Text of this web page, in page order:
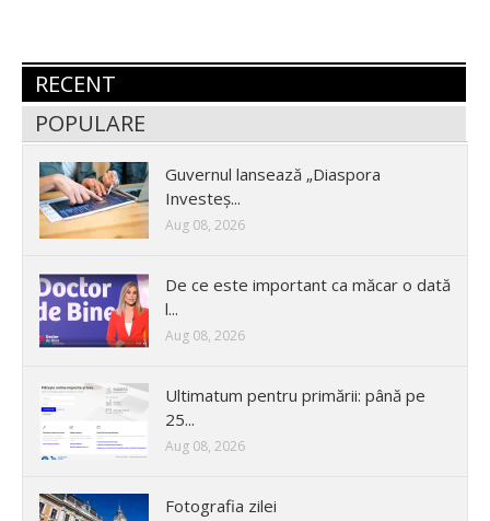
RECENT
POPULARE
Guvernul lansează „Diaspora
Investeș...
Aug 08, 2026
De ce este important ca măcar o dată
l...
Aug 08, 2026
Ultimatum pentru primării: până pe
25...
Aug 08, 2026
Fotografia zilei